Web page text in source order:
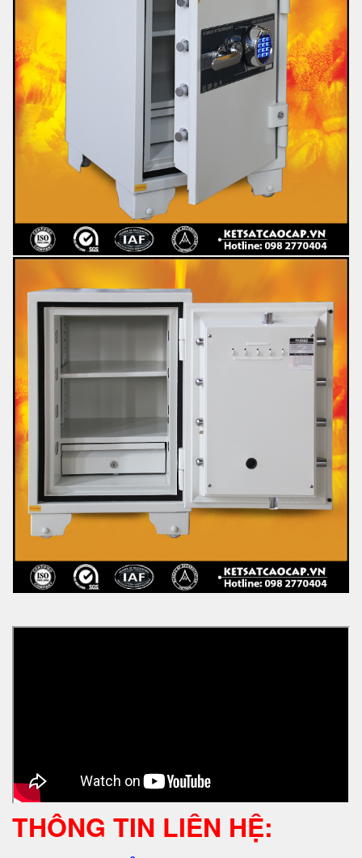
THÔNG TIN LIÊN HỆ: